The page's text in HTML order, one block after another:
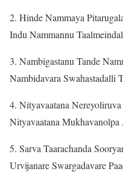
2. Hinde Nammaya
Indu Nammannu
3. Nambigastanu Tande
Nambidavara Swahastadalli
4. Nityavaatana
Nityavaatana
5. Sarva Taarachanda
Urvijanare Swargadavare